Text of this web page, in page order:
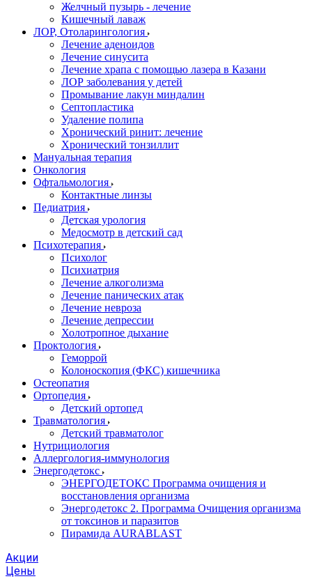
Желчный пузырь - лечение
Кишечный лаваж
ЛОР, Отоларингология
Лечение аденоидов
Лечение синусита
Лечение храпа с помощью лазера в Казани
ЛОР заболевания у детей
Промывание лакун миндалин
Септопластика
Удаление полипа
Хронический ринит: лечение
Хронический тонзиллит
Мануальная терапия
Онкология
Офтальмология
Контактные линзы
Педиатрия
Детская урология
Медосмотр в детский сад
Психотерапия
Психолог
Психиатрия
Лечение алкоголизма
Лечение панических атак
Лечение невроза
Лечение депрессии
Холотропное дыхание
Проктология
Геморрой
Колоноскопия (ФКС) кишечника
Остеопатия
Ортопедия
Детский ортопед
Травматология
Детский травматолог
Нутрициология
Аллергология-иммунология
Энергодетокс
ЭНЕРГОДЕТОКС Программа очищения и
восстановления организма
Энергодетокс 2. Программа Очищения организма
от токсинов и паразитов
Пирамида AURABLAST
Акции
Цены